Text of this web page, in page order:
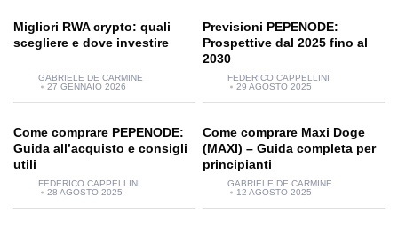
Migliori RWA crypto: quali
scegliere e dove investire
GABRIELE DE CARMINE
27 GENNAIO 2026
Previsioni PEPENODE:
Prospettive dal 2025 fino al
2030
FEDERICO CAPPELLINI
29 AGOSTO 2025
Come comprare PEPENODE:
Guida all’acquisto e consigli
utili
FEDERICO CAPPELLINI
28 AGOSTO 2025
Come comprare Maxi Doge
(MAXI) – Guida completa per
principianti
GABRIELE DE CARMINE
12 AGOSTO 2025